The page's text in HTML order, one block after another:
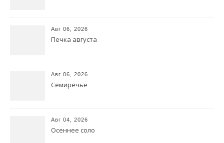
Авг 06, 2026
Печка августа
Авг 06, 2026
Семиречье
Авг 04, 2026
Осеннее соло